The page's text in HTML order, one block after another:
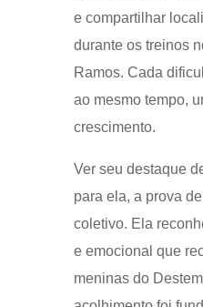
e compartilhar
durante os treinos
Ramos. Cada
ao mesmo tempo,
crescimento.
Ver seu destaque
para ela, a prova
coletivo. Ela
e emocional que
meninas do